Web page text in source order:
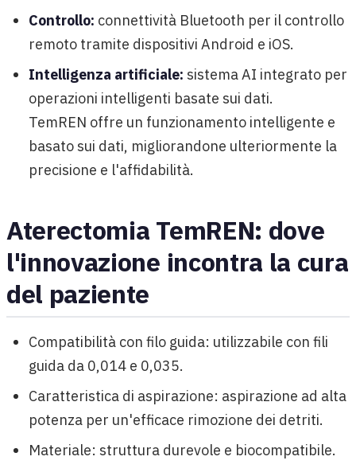
Controllo: connettività Bluetooth per il controllo
remoto tramite dispositivi Android e iOS.
Intelligenza artificiale: sistema AI integrato per
operazioni intelligenti basate sui dati.
TemREN offre un funzionamento intelligente e
basato sui dati, migliorandone ulteriormente la
precisione e l'affidabilità.
Aterectomia TemREN: dove
l'innovazione incontra la cura
del paziente
Compatibilità con filo guida: utilizzabile con fili
guida da 0,014 e 0,035.
Caratteristica di aspirazione: aspirazione ad alta
potenza per un'efficace rimozione dei detriti.
Materiale: struttura durevole e biocompatibile.